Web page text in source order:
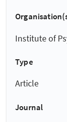
Institute of
Type
Article
Journal